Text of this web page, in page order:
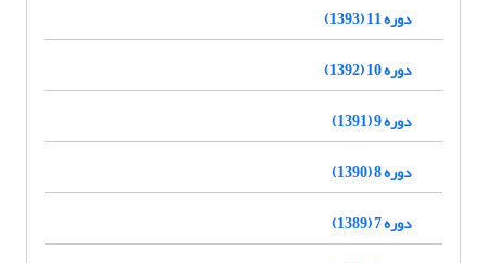
دوره 11 (1393)
دوره 10 (1392)
دوره 9 (1391)
دوره 8 (1390)
دوره 7 (1389)